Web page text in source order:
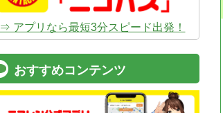
⇒ アプリなら最短3分スピード出発！
おすすめコンテンツ